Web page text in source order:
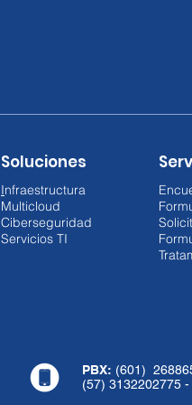
Soluciones
Infraestructura
Multicloud
Ciberseguridad
Servicios TI
PBX: (601)
(57) 3132202775